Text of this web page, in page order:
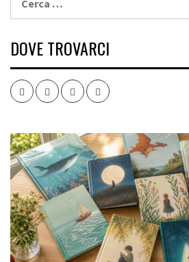
per:
DOVE TROVARCI
FacebookTwitter InstagramYoutube